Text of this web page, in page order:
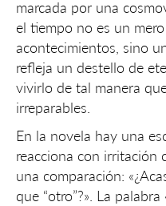
marcada por una
el tiempo no es un
acontecimientos, sino
refleja un destello de
vivirlo de tal manera
irreparables.
En la novela hay una
reacciona con irritación
una comparación:
que “otro”?». La